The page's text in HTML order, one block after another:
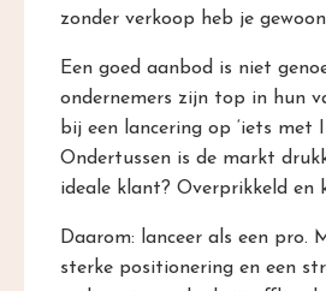
zonder verkoop heb je
Een goed aanbod is niet
ondernemers zijn top in hun
bij een lancering op ‘iets met
Ondertussen is de markt
ideale klant? Overprikkeld en
Daarom: lanceer als een pro.
sterke positionering en een